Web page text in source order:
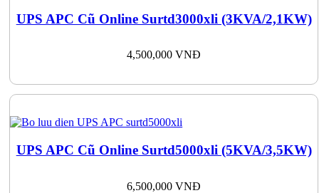
UPS APC Cũ Online Surtd3000xli (3KVA/2,1KW)
4,500,000VNĐ
UPS APC Cũ Online Surtd5000xli (5KVA/3,5KW)
6,500,000VNĐ